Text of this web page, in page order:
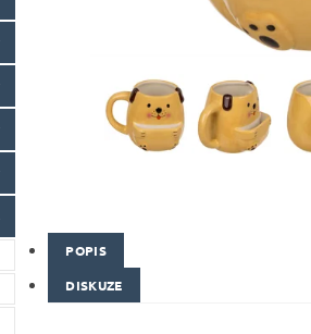
POPIS
DISKUZE